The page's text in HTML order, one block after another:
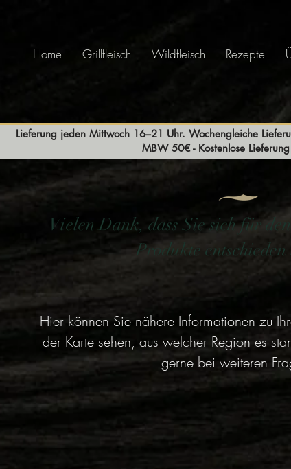
Home Grillfleisch Wildfleisch Rezepte
Lieferung jeden Mittwoch 16–21 Uhr. Wochengleiche
MBW 50€ - Kostenlose
Vielen Dank, dass Sie sich für
Produkte
Hier können Sie nähere Informationen zu
der Karte sehen, aus welcher Region es
gerne bei weiteren